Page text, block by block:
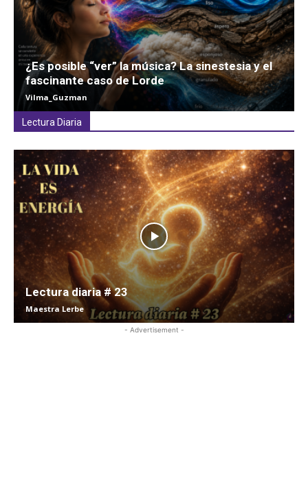
¿Es posible “ver” la música? La sinestesia y el
fascinante caso de Lorde
Vilma_Guzman
Lectura Diaria
Lectura diaria # 23
Maestra Lerbe
- Advertisement -